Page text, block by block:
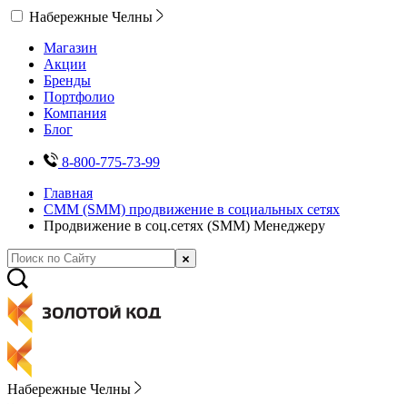
Набережные Челны
Магазин
Акции
Бренды
Портфолио
Компания
Блог
8-800-775-73-99
Главная
СММ (SMM) продвижение в социальных сетях
Продвижение в соц.сетях (SMM) Менеджеру
Набережные Челны